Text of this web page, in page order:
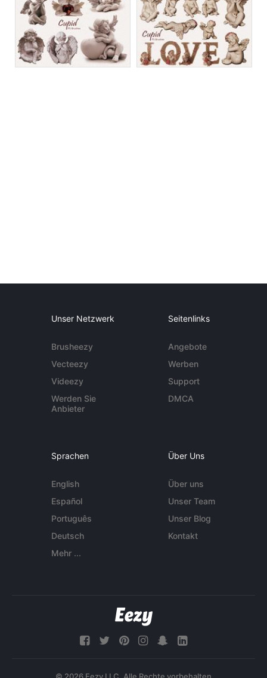
Unser Netzwerk
Brusheezy
Vecteezy
Videezy
Werden Sie
Anbieter
Seitenlinks
Angebote
Werben
Support
DMCA
Sprachen
English
Español
Português
Deutsch
Mehr ...
Über Uns
Über uns
Unser Team
Unser Blog
Kontakt